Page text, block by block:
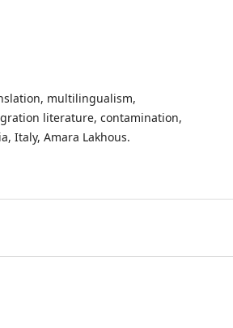
multilingualism,
literature, contamination,
Italy, Amara Lakhous.